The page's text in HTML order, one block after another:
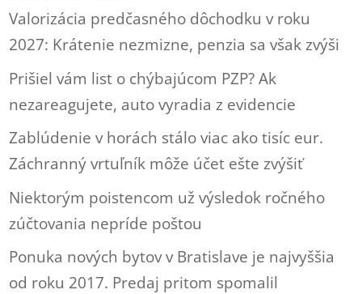
Valorizácia predčasného dôchodku v roku
2027: Krátenie nezmizne, penzia sa však zvýši
Prišiel vám list o chýbajúcom PZP? Ak
nezareagujete, auto vyradia z evidencie
Zablúdenie v horách stálo viac ako tisíc eur.
Záchranný vrtuľník môže účet ešte zvýšiť
Niektorým poistencom už výsledok ročného
zúčtovania nepríde poštou
Ponuka nových bytov v Bratislave je najvyššia
od roku 2017. Predaj pritom spomalil